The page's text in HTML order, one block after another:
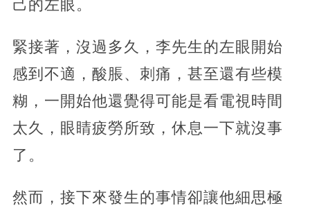
己的左眼。
緊接著，沒過多久，李先生的左眼開始
感到不適，酸脹、刺痛，甚至還有些模
糊，一開始他還覺得可能是看電視時間
太久，眼睛疲勞所致，休息一下就沒事
了。
然而，接下來發生的事情卻讓他細思極